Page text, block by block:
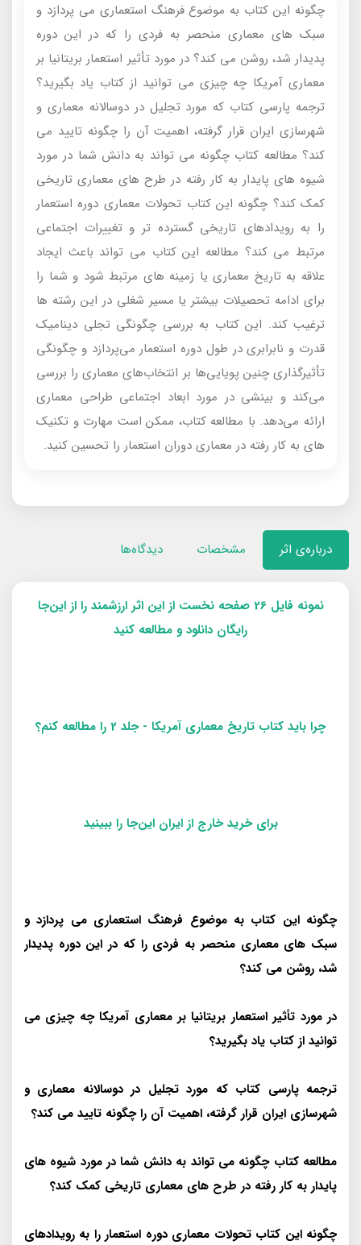
چگونه این کتاب به موضوع فرهنگ استعماری می پردازد و
سبک های معماری منحصر به فردی را که در این دوره
پدیدار شد، روشن می کند؟ در مورد تأثیر استعمار بریتانیا بر
معماری آمریکا چه چیزی می توانید از کتاب یاد بگیرید؟
ترجمه پارسی کتاب که مورد تجلیل در دوسالانه معماری و
شهرسازی ایران قرار گرفته، اهمیت آن را چگونه تایید می
کند؟ مطالعه کتاب چگونه می تواند به دانش شما در مورد
شیوه های پایدار به کار رفته در طرح های معماری تاریخی
کمک کند؟ چگونه این کتاب تحولات معماری دوره استعمار
را به رویدادهای تاریخی گسترده تر و تغییرات اجتماعی
مرتبط می کند؟ مطالعه این کتاب می تواند باعث ایجاد
علاقه به تاریخ معماری یا زمینه های مرتبط شود و شما را
برای ادامه تحصیلات بیشتر یا مسیر شغلی در این رشته ها
ترغیب کند. این کتاب به بررسی چگونگی تجلی دینامیک
قدرت و نابرابری در طول دوره استعمار می‌پردازد و چگونگی
تأثیرگذاری چنین پویایی‌ها بر انتخاب‌های معماری را بررسی
می‌کند و بینشی در مورد ابعاد اجتماعی طراحی معماری
ارائه می‌دهد. با مطالعه کتاب، ممکن است مهارت و تکنیک
های به کار رفته در معماری دوران استعمار را تحسین کنید.
درباره‌ی اثر مشخصات دیدگاه‌ها
نمونه فایل 26 صفحه نخست از این اثر ارزشمند را از این‌جا
رایگان دانلود و مطالعه کنید
چرا باید کتاب تاریخ معماری آمریکا - جلد 2 را مطالعه کنم؟
برای خرید خارج از ایران این‌جا را ببینید
چگونه این کتاب به موضوع فرهنگ استعماری می پردازد و
سبک های معماری منحصر به فردی را که در این دوره پدیدار
شد، روشن می کند؟
در مورد تأثیر استعمار بریتانیا بر معماری آمریکا چه چیزی می
توانید از کتاب یاد بگیرید؟
ترجمه پارسی کتاب که مورد تجلیل در دوسالانه معماری و
شهرسازی ایران قرار گرفته، اهمیت آن را چگونه تایید می کند؟
مطالعه کتاب چگونه می تواند به دانش شما در مورد شیوه های
پایدار به کار رفته در طرح های معماری تاریخی کمک کند؟
چگونه این کتاب تحولات معماری دوره استعمار را به رویدادهای